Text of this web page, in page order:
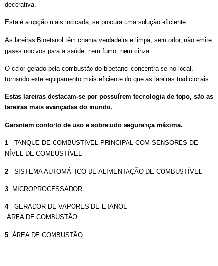
decorativa.
Esta é a opção mais indicada, se procura uma solução eficiente.
As lareiras Bioetanol têm chama verdadeira e limpa, sem odor, não emite
gases nocivos para a saúde, nem fumo, nem cinza.
O calor gerado pela combustão do bioetanol concentra-se no local,
tornando este equipamento mais eficiente do que as lareiras tradicionais.
Estas lareiras destacam-se por possuírem tecnologia de topo, são as
lareiras mais avançadas do mundo.
Garantem conforto de uso e sobretudo segurança máxima.
1
TANQUE DE COMBUSTÍVEL PRINCIPAL COM SENSORES DE
NÍVEL DE COMBUSTÍVEL
2 SISTEMA AUTOMÁTICO DE ALIMENTAÇÃO DE COMBUSTÍVEL
3 MICROPROCESSADOR
4GERADOR DE VAPORES DE ETANOL
ÁREA DE COMBUSTÃO
5 ÁREA DE COMBUSTÃO